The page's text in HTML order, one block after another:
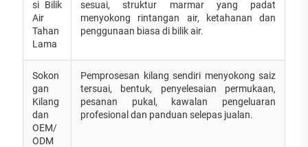
si Bilik
Air
Tahan
Lama
sesuai, struktur marmar yang padat
menyokong rintangan air, ketahanan dan
penggunaan biasa di bilik air.
Sokon
gan
Kilang
dan
OEM/
ODM
Pemprosesan kilang sendiri menyokong saiz
tersuai, bentuk, penyelesaian permukaan,
pesanan pukal, kawalan pengeluaran
profesional dan panduan selepas jualan.